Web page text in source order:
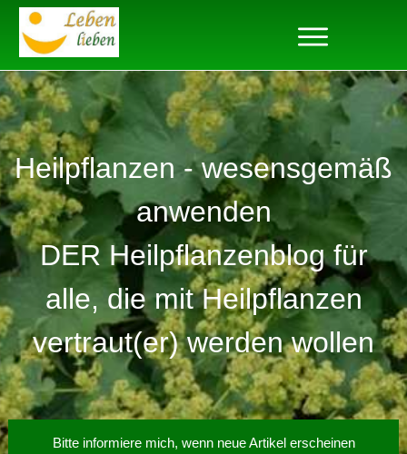
Heilpflanzen - wesensgemäß
anwenden
DER Heilpflanzenblog für
alle, die mit Heilpflanzen
vertraut(er) werden wollen
Bitte informiere mich, wenn neue Artikel erscheinen